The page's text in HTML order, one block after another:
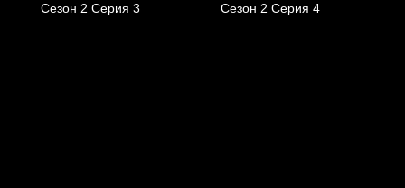
Сезон 2 Серия 3 Сезон 2 Серия 4